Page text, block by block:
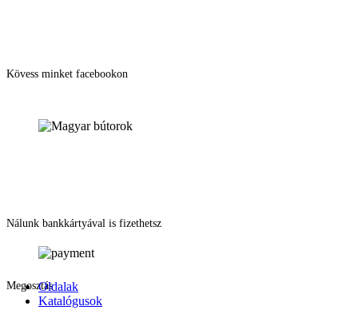
Kövess minket facebookon
Nálunk bankkártyával is fizethetsz
MegosztásOldalak
Katalógusok